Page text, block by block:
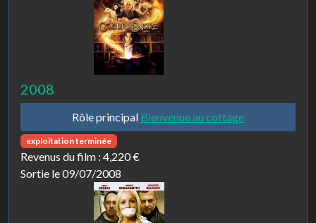
2008
Rôle principal Bienvenue au cottage
exploitation terminée
Revenus du film : 4,220 €
Sortie le 09/07/2008